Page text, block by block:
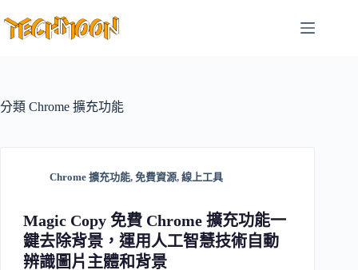
至
容
分類 Chrome 擴充功能
Chrome 擴充功能, 免費資源, 線上工具
Magic Copy 免費 Chrome 擴充功能一
鍵去除背景，運用人工智慧技術自動
辨識圖片主體和背景